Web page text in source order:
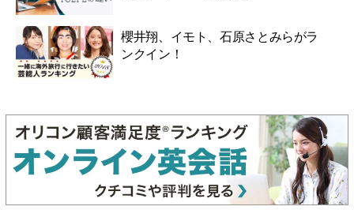
櫻井翔、イモト、石原さとみらがラ
ンクイン！